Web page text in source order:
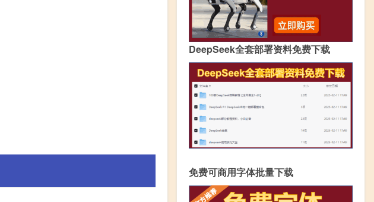
DeepSeek全套部署资料免费下载
免费可商用字体批量下载